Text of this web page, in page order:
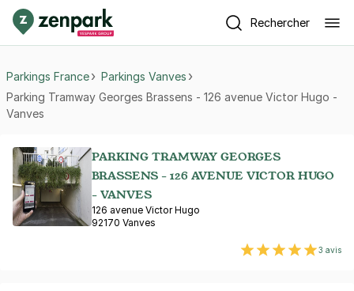
Rechercher
Parkings France
Parkings Vanves
Parking Tramway Georges Brassens - 126 avenue Victor Hugo -
Vanves
PARKING TRAMWAY GEORGES
BRASSENS - 126 AVENUE VICTOR HUGO
- VANVES
126 avenue Victor Hugo
92170 Vanves
3 avis